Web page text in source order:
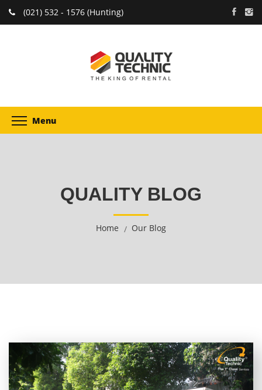
(021) 532 - 1576 (Hunting)
Menu
QUALITY BLOG
Home Our Blog